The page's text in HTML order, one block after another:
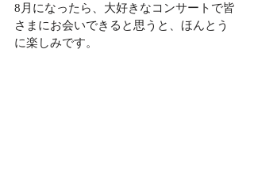
8月になったら、大好きなコンサートで皆
さまにお会いできると思うと、ほんとう
に楽しみです。